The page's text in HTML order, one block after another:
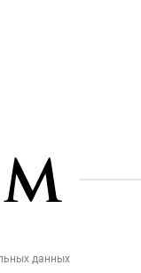
данных